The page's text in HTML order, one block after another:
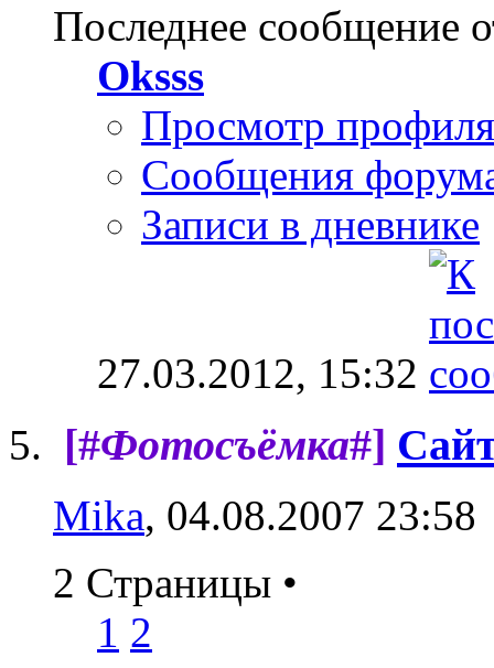
Последнее сообщение
Oksss
Просмотр профиля
Сообщения
Записи в дневнике
27.03.2012, 15:32
[#Фотосъёмка#]
Mika, 04.08.2007 23:58
2 Страницы •
1 2